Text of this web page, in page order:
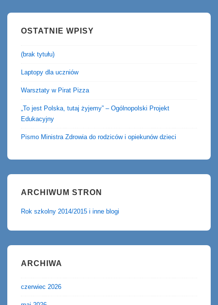
OSTATNIE WPISY
(brak tytułu)
Laptopy dla uczniów
Warsztaty w Pirat Pizza
„To jest Polska, tutaj żyjemy” – Ogólnopolski Projekt
Edukacyjny
Pismo Ministra Zdrowia do rodziców i opiekunów dzieci
ARCHIWUM STRON
Rok szkolny 2014/2015 i inne blogi
ARCHIWA
czerwiec 2026